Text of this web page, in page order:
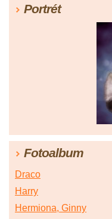
Portrét
Fotoalbum
Draco
Harry
Hermiona, Ginny